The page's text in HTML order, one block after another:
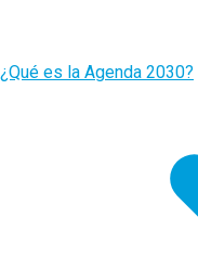
¿Qué es la Agenda 2030?